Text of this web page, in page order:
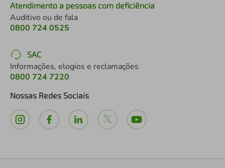
Atendimento a pessoas com deficiência
Auditivo ou de fala
0800 724 0525
SAC
Informações, elogios e reclamações
0800 724 7220
Nossas Redes Sociais